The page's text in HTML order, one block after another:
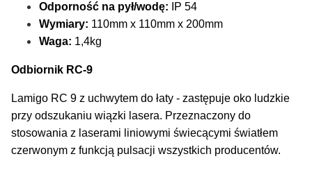
Odporność na pył/wodę: IP 54
Wymiary: 110mm x 110mm x 200mm
Waga: 1,4kg
Odbiornik RC-9
Lamigo RC 9 z uchwytem do łaty - zastępuje oko ludzkie
przy odszukaniu wiązki lasera. Przeznaczony do
stosowania z laserami liniowymi świecącymi światłem
czerwonym z funkcją pulsacji wszystkich producentów.